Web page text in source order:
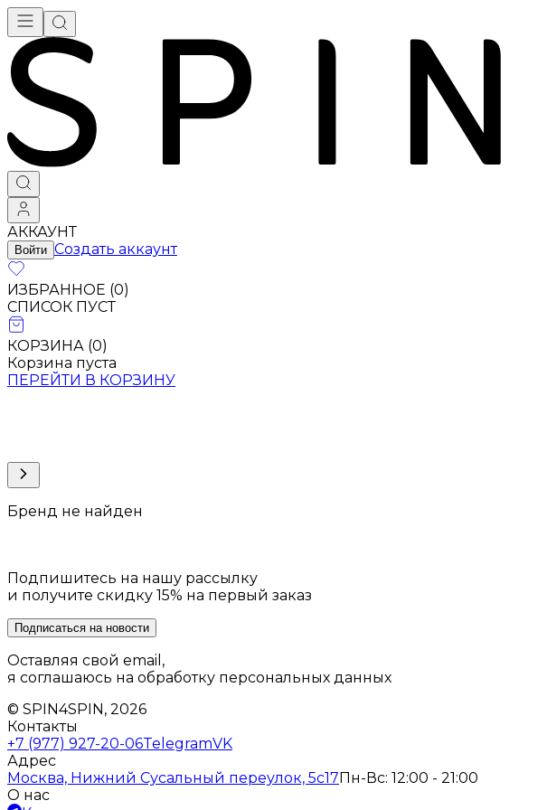
АККАУНТ
Войти Создать аккаунт
ИЗБРАННОЕ (0)
СПИСОК ПУСТ
КОРЗИНА (0)
Корзина пуста
ПЕРЕЙТИ В КОРЗИНУ
Бренд не найден
Подпишитесь на нашу рассылку
и получите скидку 15% на первый заказ
Подписаться на новости
Оставляя свой email,
я соглашаюсь на обработку персональных данных
© SPIN4SPIN, 2026
Контакты
+7 (977) 927-20-06TelegramVK
Адрес
Москва, Нижний Сусальный переулок, 5с17 Пн-Вс: 12:00 - 21:00
О нас
Брендовая одежда - купить в Москве